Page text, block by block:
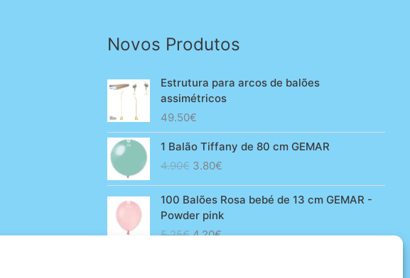
Novos Produtos
Estrutura para arcos de balões
assimétricos
49.50€
1 Balão Tiffany de 80 cm GEMAR
4.90€ O
original
era:
4.90€.
3.80€O
atual
é:
100 Balões Rosa bebé de 13 cm GEMAR -
Powder pink
5.25€O
4.20€O